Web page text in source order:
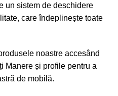
un sistem de deschidere
care îndeplinește toate
noastre accesând
Manere și profile pentru a
de mobilă.